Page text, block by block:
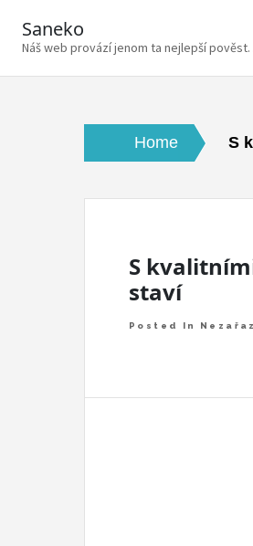
Saneko
Náš web provází jenom ta nejlepší
Home S
S
staví
Posted In